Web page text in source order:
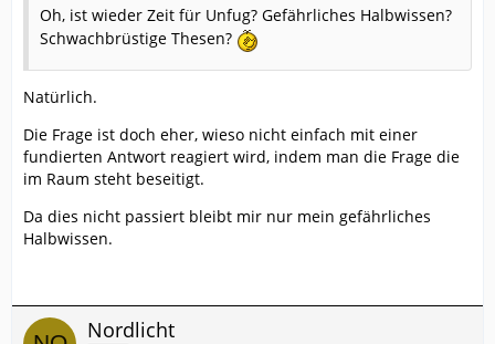
Oh, ist wieder Zeit für Unfug? Gefährliches Halbwissen?
Schwachbrüstige Thesen?
Natürlich.
Die Frage ist doch eher, wieso nicht einfach mit einer
fundierten Antwort reagiert wird, indem man die Frage die
im Raum steht beseitigt.
Da dies nicht passiert bleibt mir nur mein gefährliches
Halbwissen.
Nordlicht